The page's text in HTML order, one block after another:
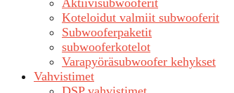
Aktiivisubwooferit
Koteloidut valmiit subwooferit
Subwooferpaketit
subwooferkotelot
Varapyöräsubwoofer kehykset
Vahvistimet